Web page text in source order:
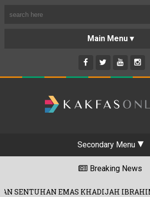
Secondary Menu
Breaking News
EMAS KHADIJAH IBRAHIM SELEPAS 26